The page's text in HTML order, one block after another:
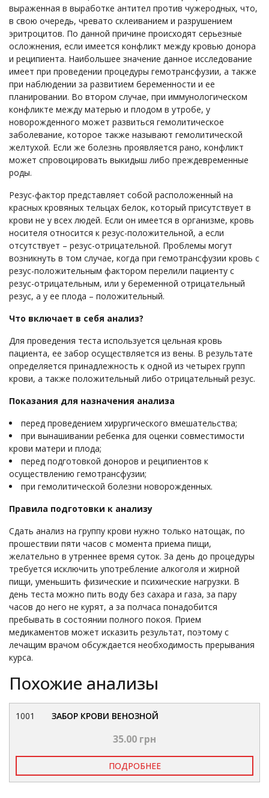
выраженная в выработке антител против чужеродных, что,
в свою очередь, чревато склеиванием и разрушением
эритроцитов. По данной причине происходят серьезные
осложнения, если имеется конфликт между кровью донора
и реципиента. Наибольшее значение данное исследование
имеет при проведении процедуры гемотрансфузии, а также
при наблюдении за развитием беременности и ее
планировании. Во втором случае, при иммунологическом
конфликте между матерью и плодом в утробе, у
новорожденного может развиться гемолитическое
заболевание, которое также называют гемолитической
желтухой. Если же болезнь проявляется рано, конфликт
может спровоцировать выкидыш либо преждевременные
роды.
Резус-фактор представляет собой расположенный на
красных кровяных тельцах белок, который присутствует в
крови не у всех людей. Если он имеется в организме, кровь
носителя относится к резус-положительной, а если
отсутствует – резус-отрицательной. Проблемы могут
возникнуть в том случае, когда при гемотрансфузии кровь с
резус-положительным фактором перелили пациенту с
резус-отрицательным, или у беременной отрицательный
резус, а у ее плода – положительный.
Что включает в себя анализ?
Для проведения теста используется цельная кровь
пациента, ее забор осуществляется из вены. В результате
определяется принадлежность к одной из четырех групп
крови, а также положительный либо отрицательный резус.
Показания для назначения анализа
перед проведением хирургического вмешательства;
при вынашивании ребенка для оценки совместимости
крови матери и плода;
перед подготовкой доноров и реципиентов к
осуществлению гемотрансфузии;
при гемолитической болезни новорожденных.
Правила подготовки к анализу
Сдать анализ на группу крови нужно только натощак, по
прошествии пяти часов с момента приема пищи,
желательно в утреннее время суток. За день до процедуры
требуется исключить употребление алкоголя и жирной
пищи, уменьшить физические и психические нагрузки. В
день теста можно пить воду без сахара и газа, за пару
часов до него не курят, а за полчаса понадобится
пребывать в состоянии полного покоя. Прием
медикаментов может исказить результат, поэтому с
лечащим врачом обсуждается необходимость прерывания
курса.
Похожие анализы
1001 ЗАБОР КРОВИ ВЕНОЗНОЙ
35.00 грн
ПОДРОБНЕЕ